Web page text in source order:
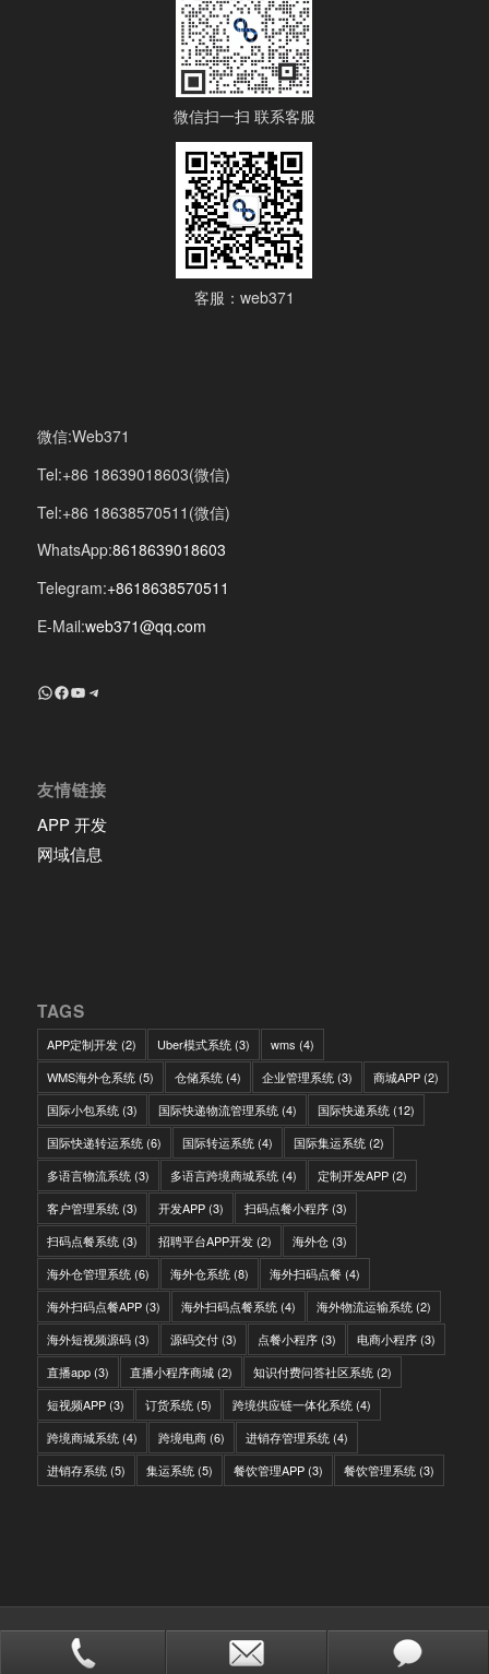
微信扫一扫 联系客服
客服：web371
微信:Web371
Tel:+86 18639018603(微信)
Tel:+86 18638570511(微信)
WhatsApp:8618639018603
Telegram:+8618638570511
E-Mail:web371@qq.com
+8618639018603
Facebook
YouTube
Telegram
友情链接
APP 开发
网域信息
TAGS
APP定制开发(2) Uber模式系统(3) wms (4)
WMS海外仓系统(5) 仓储系统(4) 企业管理系统(3) 商城APP(2)
国际小包系统(3) 国际快递物流管理系统(4) 国际快递系统(12)
国际快递转运系统(6) 国际转运系统(4) 国际集运系统(2)
多语言物流系统(3) 多语言跨境商城系统(4) 定制开发APP(2)
客户管理系统(3) 开发APP(3) 扫码点餐小程序(3)
扫码点餐系统(3) 招聘平台APP开发(2) 海外仓(3)
海外仓管理系统(6) 海外仓系统(8) 海外扫码点餐(4)
海外扫码点餐APP(3) 海外扫码点餐系统(4) 海外物流运输系统(2)
海外短视频源码(3) 源码交付(3) 点餐小程序(3) 电商小程序(3)
直播app(3) 直播小程序商城(2) 知识付费问答社区系统(2)
短视频APP(3) 订货系统(5) 跨境供应链一体化系统(4)
跨境商城系统(4) 跨境电商(6) 进销存管理系统(4)
进销存系统(5) 集运系统(5) 餐饮管理APP(3) 餐饮管理系统(3)
© Copyright - IITC网域信息-软件开发，国际快递转运系统，WMS海外仓系
统，会员系统，分销系统